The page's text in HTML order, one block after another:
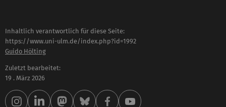
Inhaltlich verantwortlich für diese Seite:
https://www.uni-ulm.de/index.php?id=1992
Guido Hölting
Zuletzt bearbeitet:
19 . März 2026